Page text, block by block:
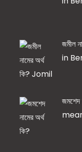
জমীল
in